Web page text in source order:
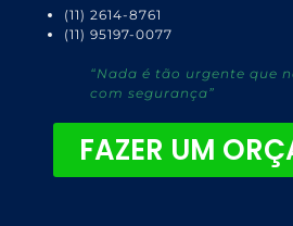
(11) 2614-8761
(11) 95197-0077
“Nada é tão urgente que
com segurança”
FAZER UM